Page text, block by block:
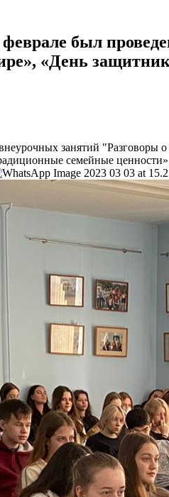
был
«День
занятий "Разговоры
семейные ценности»